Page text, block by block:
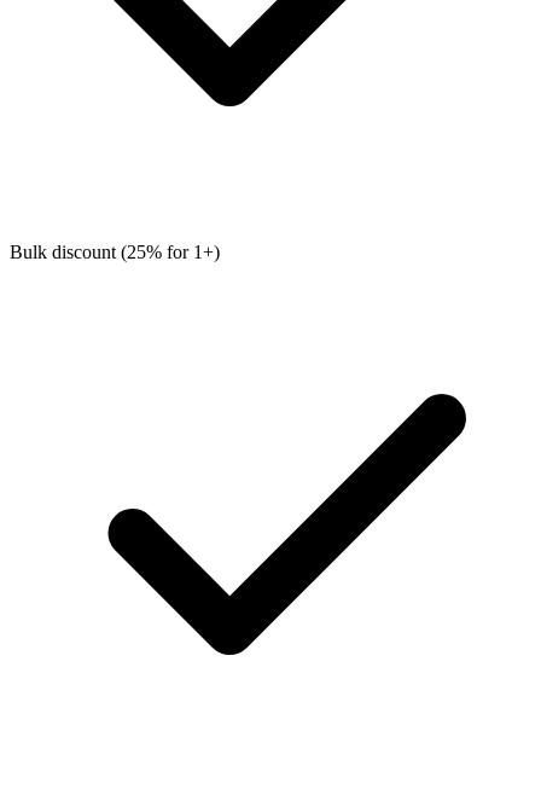
Bulk discount (25% for 1+)